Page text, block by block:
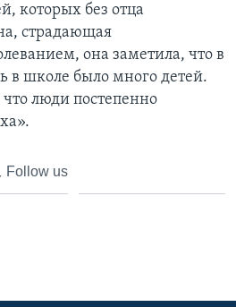
которых без отца
страдающая
она заметила, что в
в школе было много детей.
что люди постепенно
Follow us